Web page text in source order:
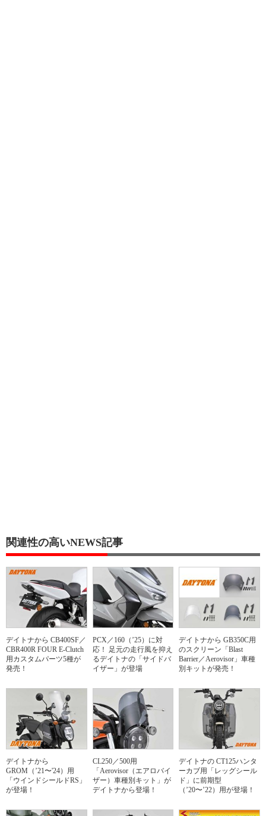
関連性の高いNEWS記事
デイトナから CB400SF／
CBR400R FOUR E-Clutch
用カスタムパーツ5種が
発売！
PCX／160（’25）に対
応！ 足元の走行風を抑え
るデイトナの「サイドバ
イザー」が登場
デイトナから GB350C用
のスクリーン「Blast
Barrier／Aerovisor」車種
別キットが発売！
デイトナから
GROM（’21〜'24）用
「ウインドシールドRS」
が登場！
CL250／500用
「Aerovisor（エアロバイ
ザー）車種別キット」が
デイトナから登場！
デイトナの CT125ハンタ
ーカブ用「レッグシール
ド」に前期型
（’20〜’22）用が登場！